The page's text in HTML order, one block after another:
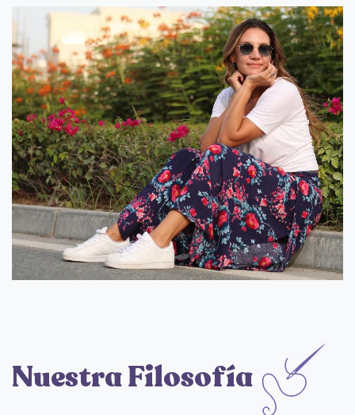
Nuestra Filosofía​